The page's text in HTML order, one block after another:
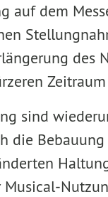
auf dem
des
sind
die
Musical-